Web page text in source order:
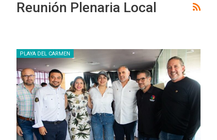
Reunión Plenaria Local
PLAYA DEL CARMEN